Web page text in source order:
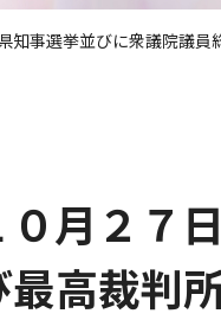
事選挙並びに衆議院議員
０月２
高裁判